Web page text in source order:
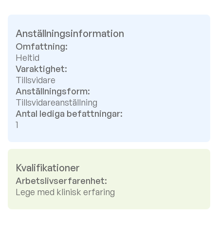
Anställningsinformation
Omfattning:
Heltid
Varaktighet:
Tillsvidare
Anställningsform:
Tillsvidareanställning
Antal lediga befattningar:
1
Kvalifikationer
Arbetslivserfarenhet:
Lege med klinisk erfaring